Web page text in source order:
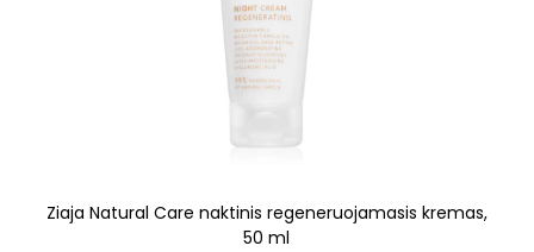
Ziaja Natural Care naktinis regeneruojamasis kremas,
50 ml